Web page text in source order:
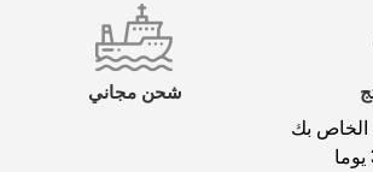
شحن مجاني
الخاص بك